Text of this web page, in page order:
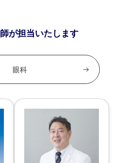
が担当いたします
眼科